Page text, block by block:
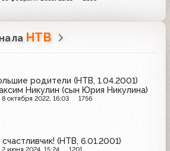
НТВ
родители (НТВ, 1.04.2001)
Никулин (сын Юрия Никулина)
8 октября 2022, 16:03 1756
(НТВ, 6.01.2001)